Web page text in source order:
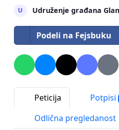
U Udruženje građana
Podeli na Fejsbuku
Peticija Potpisi
Odlična pregledanost